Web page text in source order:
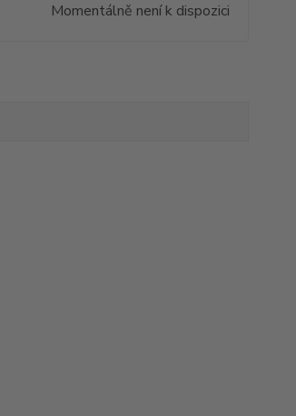
Momentálně není k dispozici